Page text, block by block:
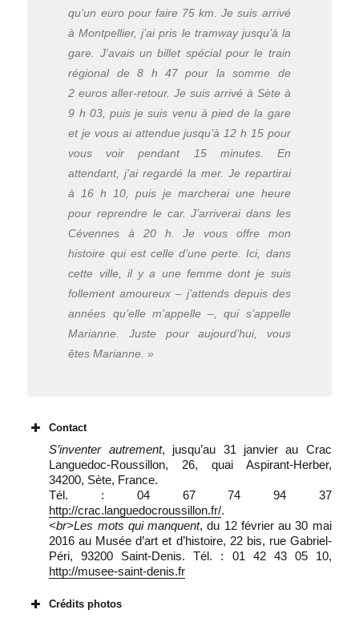
qu’un euro pour faire 75 km. Je suis arrivé
à Montpellier, j’ai pris le tramway jusqu’à la
gare. J’avais un billet spécial pour le train
régional de 8 h 47 pour la somme de
2 euros aller-retour. Je suis arrivé à Sète à
9 h 03, puis je suis venu à pied de la gare
et je vous ai attendue jusqu’à 12 h 15 pour
vous voir pendant 15 minutes. En
attendant, j’ai regardé la mer. Je repartirai
à 16 h 10, puis je marcherai une heure
pour reprendre le car. J’arriverai dans les
Cévennes à 20 h. Je vous offre mon
histoire qui est celle d’une perte. Ici, dans
cette ville, il y a une femme dont je suis
follement amoureux – j’attends depuis des
années qu’elle m’appelle –, qui s’appelle
Marianne. Juste pour aujourd’hui, vous
êtes Marianne. »
Contact
S’inventer autrement, jusqu’au 31 janvier au Crac
Languedoc-Roussillon, 26, quai Aspirant-Herber,
34200, Sète, France.
Tél. : 04 67 74 94 37
http://crac.languedocroussillon.fr/.
<br>Les mots qui manquent, du 12 février au 30 mai
2016 au Musée d’art et d’histoire, 22 bis, rue Gabriel-
Péri, 93200 Saint-Denis. Tél. : 01 42 43 05 10,
http://musee-saint-denis.fr
Crédits photos